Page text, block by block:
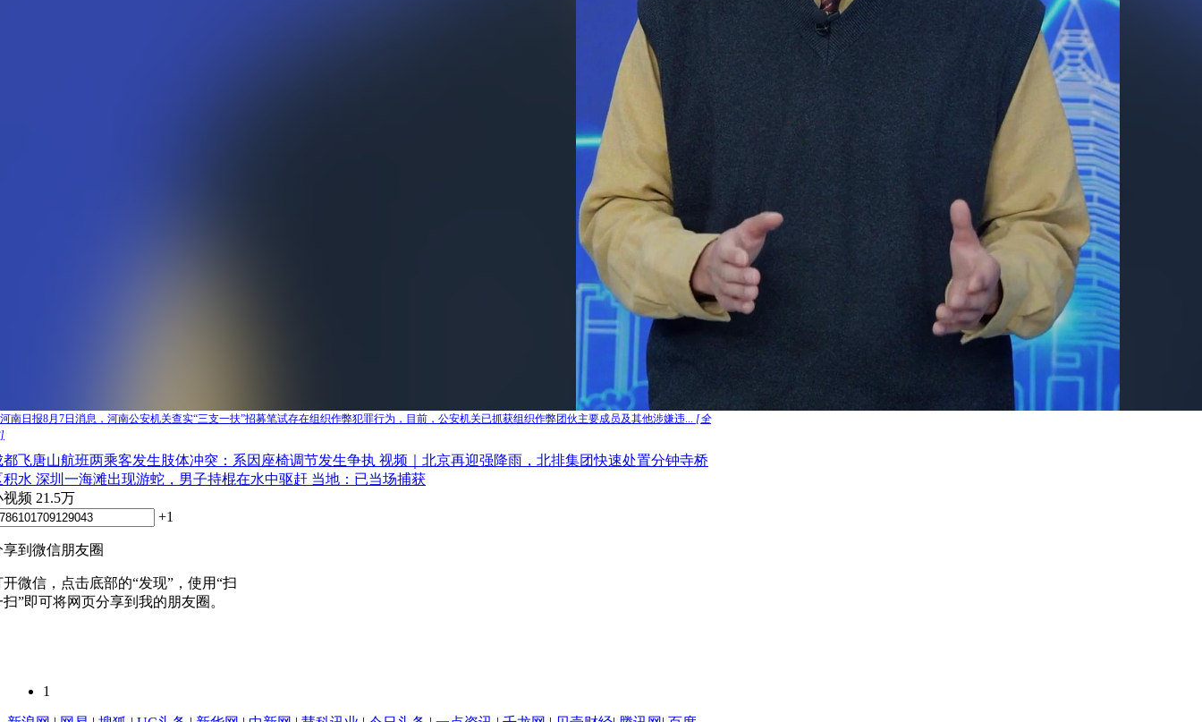
南日报8月7日消息，河南公安机关查实“三支一扶”招募笔试存在组织作弊犯罪行为，目前，公安机关已抓获组织作弊团伙主要成员及其他涉嫌违... [全
都飞唐山航班两乘客发生肢体冲突：系因座椅调节发生争执 视频｜北京再迎强降雨，北排集团快速处置分钟寺桥
积水 深圳一海滩出现游蛇，男子持棍在水中驱赶 当地：已当场捕获
视频 21.5万
+1
享到微信朋友圈
开微信，点击底部的“发现”，使用“扫
扫”即可将网页分享到我的朋友圈。
1